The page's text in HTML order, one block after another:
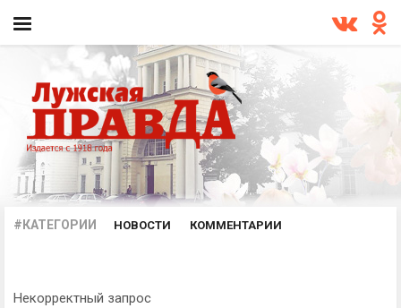
#КАТЕГОРИИ НОВОСТИ КОММЕНТАРИИ
Некорректный запрос